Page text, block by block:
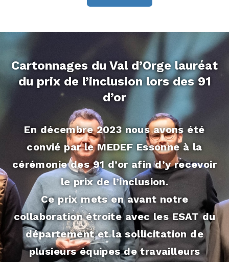
Cartonnages du Val d’Orge lauréat
du prix de l’inclusion lors des 91
d’or
En décembre 2023 nous avons été
convié par le MEDEF Essonne à la
cérémonie des 91 d’or afin d’y recevoir
le prix de l’inclusion.
Ce prix mets en avant notre
collaboration étroite avec les ESAT du
département et la sollicitation de
plusieurs équipes de travailleurs